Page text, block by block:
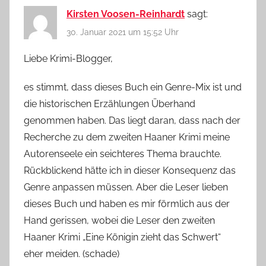
Kirsten Voosen-Reinhardt sagt:
30. Januar 2021 um 15:52 Uhr
Liebe Krimi-Blogger,
es stimmt, dass dieses Buch ein Genre-Mix ist und
die historischen Erzählungen Überhand
genommen haben. Das liegt daran, dass nach der
Recherche zu dem zweiten Haaner Krimi meine
Autorenseele ein seichteres Thema brauchte.
Rückblickend hätte ich in dieser Konsequenz das
Genre anpassen müssen. Aber die Leser lieben
dieses Buch und haben es mir förmlich aus der
Hand gerissen, wobei die Leser den zweiten
Haaner Krimi „Eine Königin zieht das Schwert“
eher meiden. (schade)